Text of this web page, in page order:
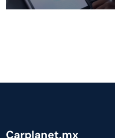
Carplanet.mx